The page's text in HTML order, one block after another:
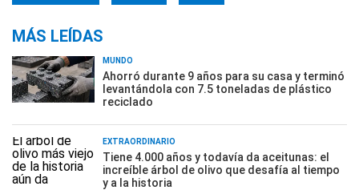
MÁS LEÍDAS
MUNDO
Ahorró durante 9 años para su casa y terminó
levantándola con 7.5 toneladas de plástico
reciclado
EXTRAORDINARIO
Tiene 4.000 años y todavía da aceitunas: el
increíble árbol de olivo que desafía al tiempo
y a la historia